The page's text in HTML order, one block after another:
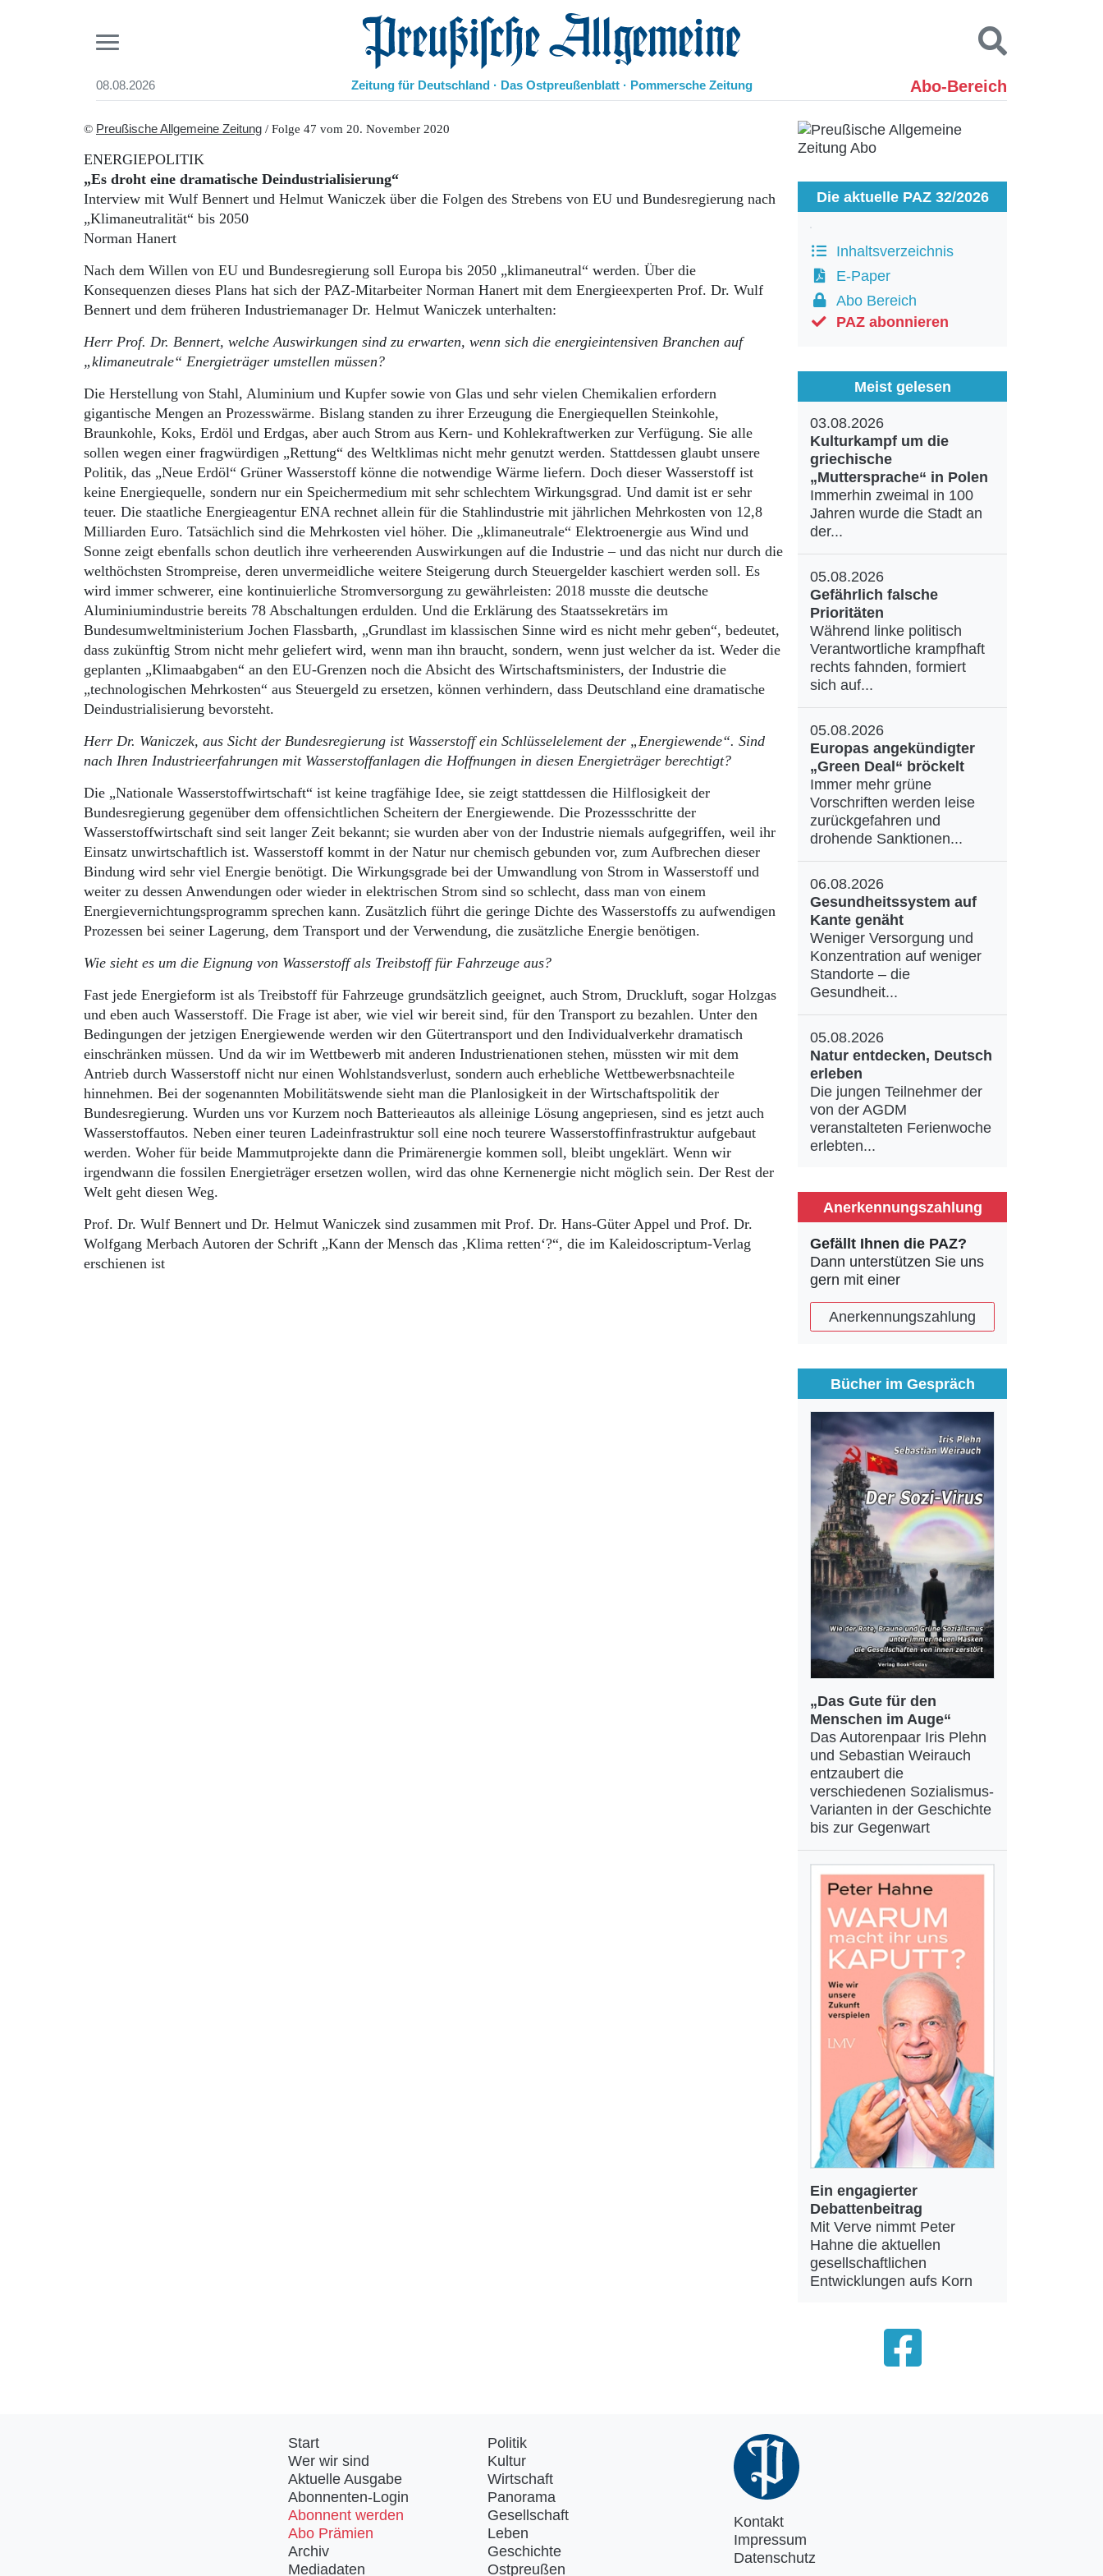
08.08.2026 Preußische Allgemeine Zeitung
Zeitung für Deutschland · Das Ostpreußenblatt · Pommersche Zeitung Abo-Bereich
Start
Aktuelle Ausgabe
Abonnenten-Login
Abonnent werden
Abo Prämien
Archiv
Gesellschaft
Pommern
Berlin-Brandenburg
Schlesien
Bücher
Kontakt
Suchen und finden
© Preußische Allgemeine Zeitung / Folge 47 vom 20. November 2020
ENERGIEPOLITIK
„Es droht eine dramatische Deindustrialisierung“
Interview mit Wulf Bennert und Helmut Waniczek über die Folgen des Strebens von EU und Bundesregierung nach
„Klimaneutralität“ bis 2050
Norman Hanert
Nach dem Willen von EU und Bundesregierung soll Europa bis 2050 „klimaneutral“ werden. Über die
Konsequenzen dieses Plans hat sich der PAZ-Mitarbeiter Norman Hanert mit dem Energieexperten Prof. Dr. Wulf
Bennert und dem früheren Industriemanager Dr. Helmut Waniczek unterhalten:
Herr Prof. Dr. Bennert, welche Auswirkungen sind zu erwarten, wenn sich die energieintensiven Branchen auf
„klimaneutrale“ Energieträger umstellen müssen?
Die Herstellung von Stahl, Aluminium und Kupfer sowie von Glas und sehr vielen Chemikalien erfordern
gigantische Mengen an Prozesswärme. Bislang standen zu ihrer Erzeugung die Energiequellen Steinkohle,
Braunkohle, Koks, Erdöl und Erdgas, aber auch Strom aus Kern- und Kohlekraftwerken zur Verfügung. Sie alle
sollen wegen einer fragwürdigen „Rettung“ des Weltklimas nicht mehr genutzt werden. Stattdessen glaubt unsere
Politik, das „Neue Erdöl“ Grüner Wasserstoff könne die notwendige Wärme liefern. Doch dieser Wasserstoff ist
keine Energiequelle, sondern nur ein Speichermedium mit sehr schlechtem Wirkungsgrad. Und damit ist er sehr
teuer. Die staatliche Energieagentur ENA rechnet allein für die Stahlindustrie mit jährlichen Mehrkosten von 12,8
Milliarden Euro. Tatsächlich sind die Mehrkosten viel höher. Die „klimaneutrale“ Elektroenergie aus Wind und
Sonne zeigt ebenfalls schon deutlich ihre verheerenden Auswirkungen auf die Industrie – und das nicht nur durch die
welthöchsten Strompreise, deren unvermeidliche weitere Steigerung durch Steuergelder kaschiert werden soll. Es
wird immer schwerer, eine kontinuierliche Stromversorgung zu gewährleisten: 2018 musste die deutsche
Aluminiumindustrie bereits 78 Abschaltungen erdulden. Und die Erklärung des Staatssekretärs im
Bundesumweltministerium Jochen Flassbarth, „Grundlast im klassischen Sinne wird es nicht mehr geben“, bedeutet,
dass zukünftig Strom nicht mehr geliefert wird, wenn man ihn braucht, sondern, wenn just welcher da ist. Weder die
geplanten „Klimaabgaben“ an den EU-Grenzen noch die Absicht des Wirtschaftsministers, der Industrie die
„technologischen Mehrkosten“ aus Steuergeld zu ersetzen, können verhindern, dass Deutschland eine dramatische
Deindustrialisierung bevorsteht.
Herr Dr. Waniczek, aus Sicht der Bundesregierung ist Wasserstoff ein Schlüsselelement der „Energiewende“. Sind
nach Ihren Industrieerfahrungen mit Wasserstoffanlagen die Hoffnungen in diesen Energieträger berechtigt?
Die „Nationale Wasserstoffwirtschaft“ ist keine tragfähige Idee, sie zeigt stattdessen die Hilflosigkeit der
Bundesregierung gegenüber dem offensichtlichen Scheitern der Energiewende. Die Prozessschritte der
Wasserstoffwirtschaft sind seit langer Zeit bekannt; sie wurden aber von der Industrie niemals aufgegriffen, weil ihr
Einsatz unwirtschaftlich ist. Wasserstoff kommt in der Natur nur chemisch gebunden vor, zum Aufbrechen dieser
Bindung wird sehr viel Energie benötigt. Die Wirkungsgrade bei der Umwandlung von Strom in Wasserstoff und
weiter zu dessen Anwendungen oder wieder in elektrischen Strom sind so schlecht, dass man von einem
Energievernichtungsprogramm sprechen kann. Zusätzlich führt die geringe Dichte des Wasserstoffs zu aufwendigen
Prozessen bei seiner Lagerung, dem Transport und der Verwendung, die zusätzliche Energie benötigen.
Wie sieht es um die Eignung von Wasserstoff als Treibstoff für Fahrzeuge aus?
Fast jede Energieform ist als Treibstoff für Fahrzeuge grundsätzlich geeignet, auch Strom, Druckluft, sogar Holzgas
und eben auch Wasserstoff. Die Frage ist aber, wie viel wir bereit sind, für den Transport zu bezahlen. Unter den
Bedingungen der jetzigen Energiewende werden wir den Gütertransport und den Individualverkehr dramatisch
einschränken müssen. Und da wir im Wettbewerb mit anderen Industrienationen stehen, müssten wir mit dem
Antrieb durch Wasserstoff nicht nur einen Wohlstandsverlust, sondern auch erhebliche Wettbewerbsnachteile
hinnehmen. Bei der sogenannten Mobilitätswende sieht man die Planlosigkeit in der Wirtschaftspolitik der
Bundesregierung. Wurden uns vor Kurzem noch Batterieautos als alleinige Lösung angepriesen, sind es jetzt auch
Wasserstoffautos. Neben einer teuren Ladeinfrastruktur soll eine noch teurere Wasserstoffinfrastruktur aufgebaut
werden. Woher für beide Mammutprojekte dann die Primärenergie kommen soll, bleibt ungeklärt. Wenn wir
irgendwann die fossilen Energieträger ersetzen wollen, wird das ohne Kernenergie nicht möglich sein. Der Rest der
Welt geht diesen Weg.
Prof. Dr. Wulf Bennert und Dr. Helmut Waniczek sind zusammen mit Prof. Dr. Hans-Güter Appel und Prof. Dr.
Wolfgang Merbach Autoren der Schrift „Kann der Mensch das ,Klima retten‘?“, die im Kaleidoscriptum-Verlag
erschienen ist
Die aktuelle PAZ 32/2026
Inhaltsverzeichnis
E-Paper
Abo Bereich
PAZ abonnieren
Meist gelesen
03.08.2026
Kulturkampf um die
griechische
„Muttersprache“ in Polen
Immerhin zweimal in 100
Jahren wurde die Stadt an
der...
05.08.2026
Gefährlich falsche
Prioritäten
Während linke politisch
Verantwortliche krampfhaft
rechts fahnden, formiert
sich auf...
05.08.2026
Europas angekündigter
„Green Deal“ bröckelt
Immer mehr grüne
Vorschriften werden leise
zurückgefahren und
drohende Sanktionen...
06.08.2026
Gesundheitssystem auf
Kante genäht
Weniger Versorgung und
Konzentration auf weniger
Standorte – die
Gesundheit...
05.08.2026
Natur entdecken, Deutsch
erleben
Die jungen Teilnehmer der
von der AGDM
veranstalteten Ferienwoche
erlebten...
Anerkennungszahlung
Gefällt Ihnen die PAZ?
Dann unterstützen Sie uns
gern mit einer
Anerkennungszahlung
Bücher im Gespräch
„Das Gute für den
Menschen im Auge“
Das Autorenpaar Iris Plehn
und Sebastian Weirauch
entzaubert die
verschiedenen Sozialismus-
Varianten in der Geschichte
bis zur Gegenwart
Ein engagierter
Debattenbeitrag
Mit Verve nimmt Peter
Hahne die aktuellen
gesellschaftlichen
Entwicklungen aufs Korn
Start
Wer wir sind
Aktuelle Ausgabe
Abonnenten-Login
Abonnent werden
Abo Prämien
Archiv
Mediadaten
Politik
Kultur
Wirtschaft
Panorama
Gesellschaft
Leben
Geschichte
Ostpreußen
Kontakt
Impressum
Datenschutz